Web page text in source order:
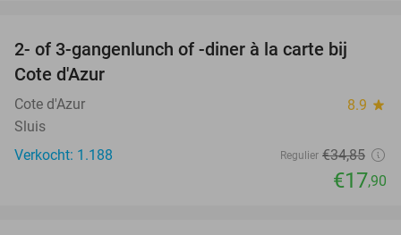
49%
2- of 3-gangenlunch of -diner à la carte bij
Cote d'Azur
Cote d'Azur 8.9 star
Sluis
Verkocht: 1.188
Regulier €34,85
€17,90